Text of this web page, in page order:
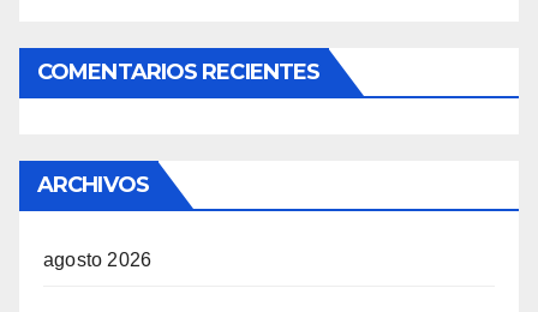
COMENTARIOS RECIENTES
ARCHIVOS
agosto 2026